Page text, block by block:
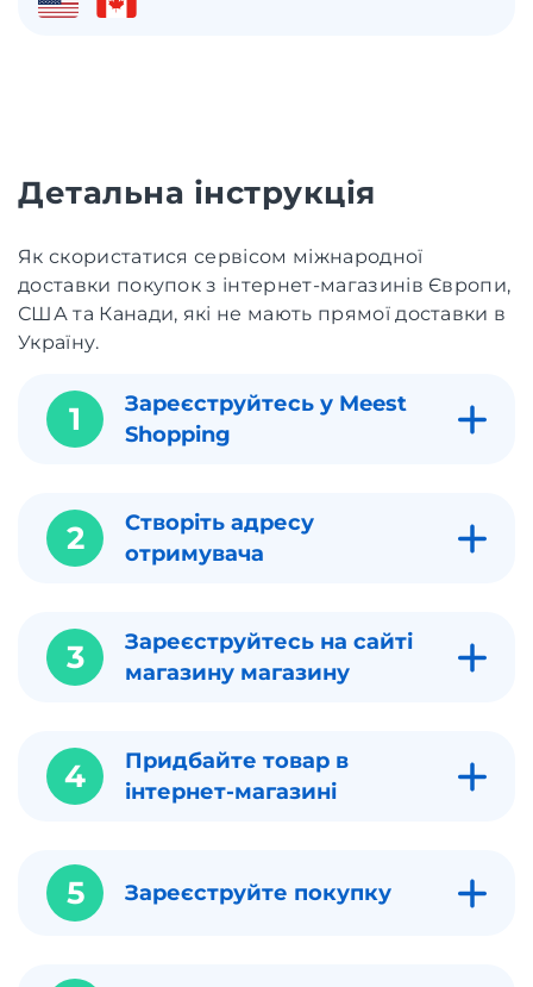
Детальна інструкція
Як скористатися сервісом міжнародної
доставки покупок з інтернет-магазинів Європи,
США та Канади, які не мають прямої доставки в
Україну.
1
Зареєструйтесь у Meest
Shopping
2
Створіть адресу
отримувача
3
Зареєструйтесь на сайті
магазину магазину
4
Придбайте товар в
інтернет-магазині
5 Зареєструйте покупку